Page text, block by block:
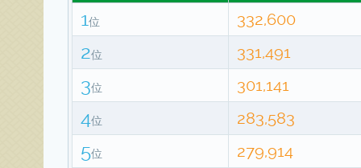
1位 332,600
2位 331,491
3位 301,141
4位 283,583
5位 279,914